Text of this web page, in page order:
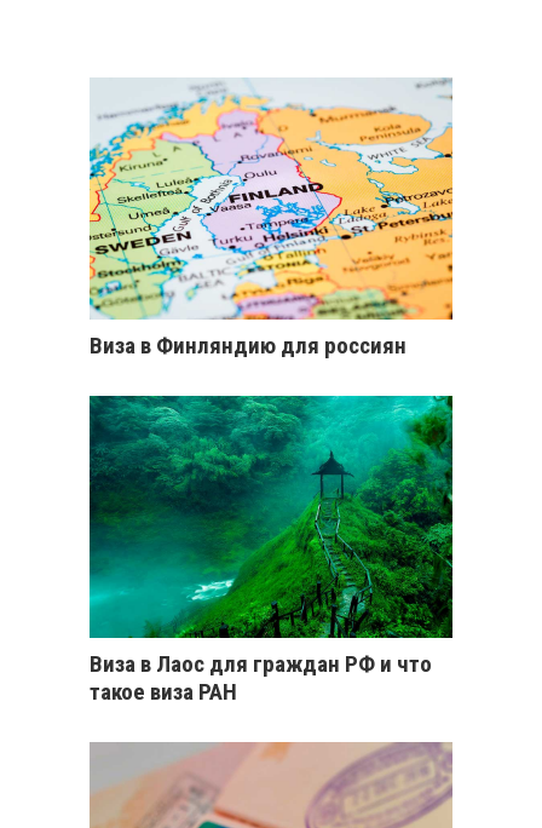
Виза в Финляндию для россиян
Виза в Лаос для граждан РФ и что
такое виза РАН